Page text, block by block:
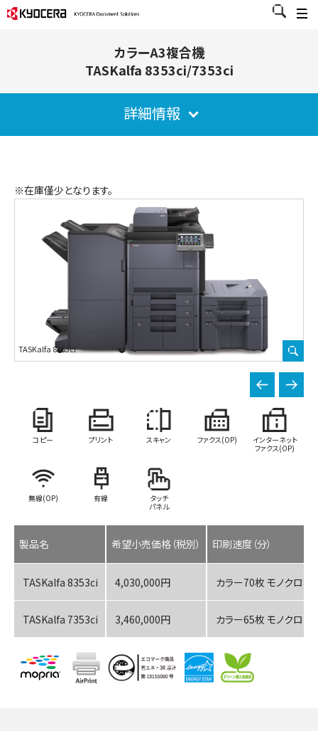
カラーA3複合機
TASKalfa 8353ci/7353ci
詳細情報
※在庫僅少となります。
TASKalfa 8353ci
コピー プリント スキャン ファクス(OP)
インターネット
ファクス(OP)
無線(OP) 有線
タッチ
パネル
製品名 希望小売価格（税別） 印刷速度（分）
TASKalfa 8353ci 4,030,000円 カラー70枚 モノクロ83
TASKalfa 7353ci 3,460,000円 カラー65枚 モノクロ73